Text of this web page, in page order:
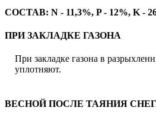
СОСТАВ: N - 11,3%, P - 12%, K -
ПРИ ЗАКЛАДКЕ ГАЗОНА
При закладке газона в
уплотняют.
ВЕСНОЙ ПОСЛЕ ТАЯНИЯ